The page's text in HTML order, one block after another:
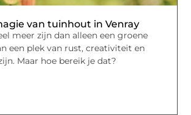
van tuinhout in Venray
meer zijn dan alleen een groene
een plek van rust, creativiteit en
Maar hoe bereik je dat?